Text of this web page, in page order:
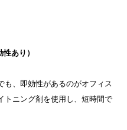
あり）
も、即効性があるのがオフィス
トニング剤を使用し、短時間で